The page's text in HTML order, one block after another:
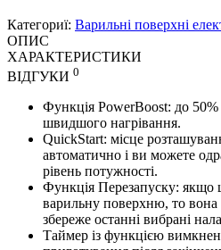
Категориї: Варильні поверхні
ОПИС
ХАРАКТЕРИСТИКИ
ВІДГУКИ 0
Функція PowerBoost: до 50%
швидшого нагрівання.
QuickStart: місце
автоматично і ви можете
рівень потужності.
Функція Перезапуску: якщо
варильну поверхню, то вона
збереже останні вибрані
Таймер із функцією